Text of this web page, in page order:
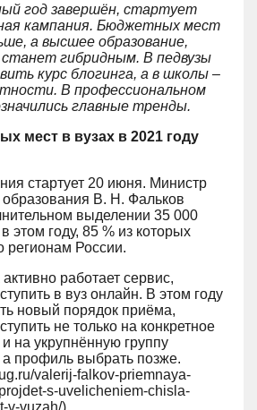
год завершён, стартует
кампания. Бюджетных мест
а высшее образование,
станет гибридным. В педвузы
курс блогинга, а в школы –
В профессиональном
главные тренды.
мест в вузах в 2021 году
стартует 20 июня. Министр
В. Н. Фальков
выделении 35 000
этом году, 85 % из которых
регионам России.
работает сервис,
в вуз онлайн. В этом году
новый порядок приёма,
не только на конкретное
на укрупнённую группу
а профиль выбрать позже.
valerij-falkov-priemnaya-
s-uvelicheniem-chisla-
v-vuzah/).